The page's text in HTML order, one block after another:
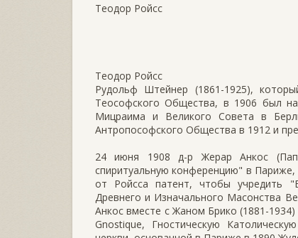
Теодор Ройсс
Теодор Ройсс
Рудольф Штейнер (1861-1925),
Теософского Общества, в 1906 был
Мицраима и Великого Совета в
Антропософского Общества в 1912 и
24 июня 1908 д-р Жерар Анкос
спиритуальную конференцию" в
от Ройсса патент, чтобы учредить
Древнего и Изначального Масонства
Анкос вместе с Жаном Брико (1881-
Gnostique, Гностическую